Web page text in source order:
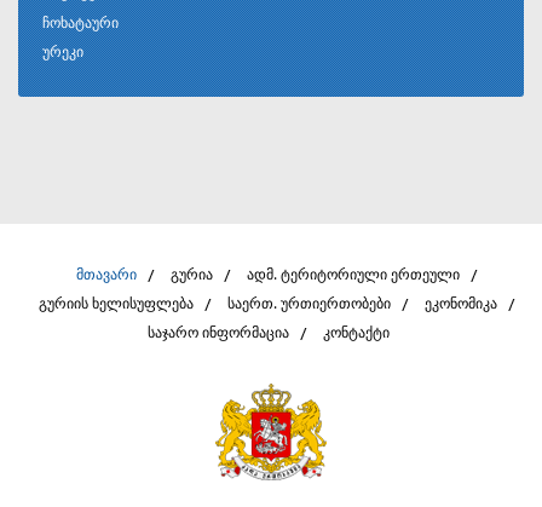
ჩოხატაური
ურეკი
მთავარი გურია
ადმ. ტერიტორიული ერთეული
გურიის ხელისუფლება
საერთ. ურთიერთობები
ეკონომიკა
საჯარო ინფორმაცია
კონტაქტი